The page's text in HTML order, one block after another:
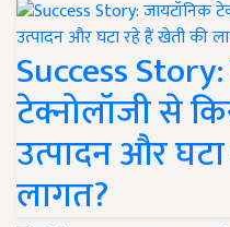
Success
टेक्नोलॉजी से
उत्पादन और
लागत?